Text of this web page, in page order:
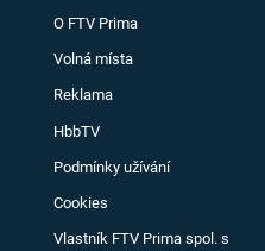
O FTV Prima
Volná místa
Reklama
HbbTV
Podmínky užívání
Cookies
Vlastník FTV Prima spol. s